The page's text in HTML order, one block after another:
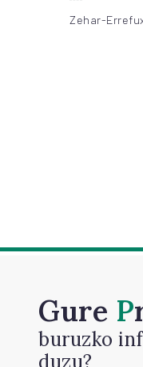
Zehar-
Gure
buruzko
duzu?